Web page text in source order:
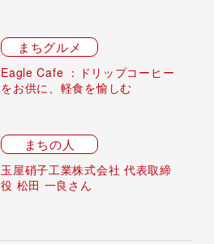
まちグルメ
Eagle Cafe ：ドリップコーヒー
をお供に、軽食を愉しむ
まちの人
玉屋硝子工業株式会社 代表取締
役 松田 一良さん